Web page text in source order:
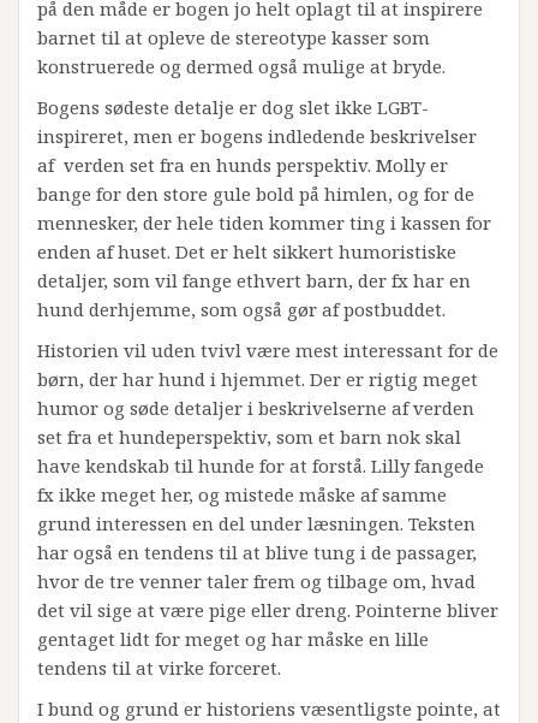
på den måde er bogen jo helt oplagt til at inspirere
barnet til at opleve de stereotype kasser som
konstruerede og dermed også mulige at bryde.
Bogens sødeste detalje er dog slet ikke LGBT-
inspireret, men er bogens indledende beskrivelser
af verden set fra en hunds perspektiv. Molly er
bange for den store gule bold på himlen, og for de
mennesker, der hele tiden kommer ting i kassen for
enden af huset. Det er helt sikkert humoristiske
detaljer, som vil fange ethvert barn, der fx har en
hund derhjemme, som også gør af postbuddet.
Historien vil uden tvivl være mest interessant for de
børn, der har hund i hjemmet. Der er rigtig meget
humor og søde detaljer i beskrivelserne af verden
set fra et hundeperspektiv, som et barn nok skal
have kendskab til hunde for at forstå. Lilly fangede
fx ikke meget her, og mistede måske af samme
grund interessen en del under læsningen. Teksten
har også en tendens til at blive tung i de passager,
hvor de tre venner taler frem og tilbage om, hvad
det vil sige at være pige eller dreng. Pointerne bliver
gentaget lidt for meget og har måske en lille
tendens til at virke forceret.
I bund og grund er historiens væsentligste pointe, at